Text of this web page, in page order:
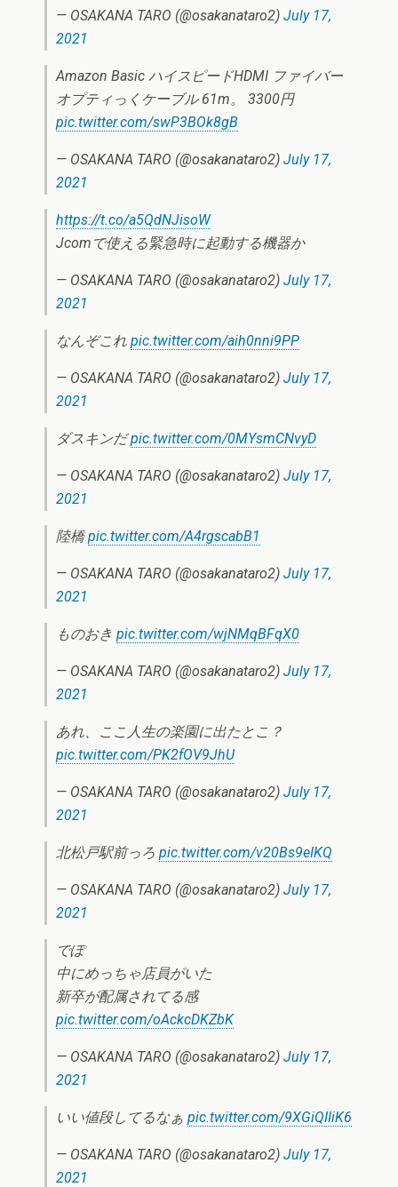
— OSAKANA TARO (@osakanataro2) July 17,
2021
Amazon Basic ハイスピードHDMI ファイバー
オプティっくケーブル 61m。 3300円
pic.twitter.com/swP3BOk8gB
— OSAKANA TARO (@osakanataro2) July 17,
2021
https://t.co/a5QdNJisoW
Jcomで使える緊急時に起動する機器か
— OSAKANA TARO (@osakanataro2) July 17,
2021
なんぞこれ pic.twitter.com/aih0nni9PP
— OSAKANA TARO (@osakanataro2) July 17,
2021
ダスキンだpic.twitter.com/0MYsmCNvyD
— OSAKANA TARO (@osakanataro2) July 17,
2021
陸橋pic.twitter.com/A4rgscabB1
— OSAKANA TARO (@osakanataro2) July 17,
2021
ものおき pic.twitter.com/wjNMqBFqX0
— OSAKANA TARO (@osakanataro2) July 17,
2021
あれ、ここ人生の楽園に出たとこ？
pic.twitter.com/PK2fOV9JhU
— OSAKANA TARO (@osakanataro2) July 17,
2021
北松戸駅前っろ pic.twitter.com/v20Bs9eIKQ
— OSAKANA TARO (@osakanataro2) July 17,
2021
でぽ
中にめっちゃ店員がいた
新卒が配属されてる感
pic.twitter.com/oAckcDKZbK
— OSAKANA TARO (@osakanataro2) July 17,
2021
いい値段してるなぁ pic.twitter.com/9XGiQIIiK6
— OSAKANA TARO (@osakanataro2) July 17,
2021